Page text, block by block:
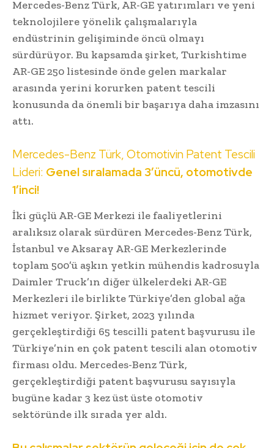
Mercedes-Benz Türk, AR-GE yatırımları ve yeni
teknolojilere yönelik çalışmalarıyla
endüstrinin gelişiminde öncü olmayı
sürdürüyor. Bu kapsamda şirket, Turkishtime
AR-GE 250 listesinde önde gelen markalar
arasında yerini korurken patent tescili
konusunda da önemli bir başarıya daha imzasını
attı.
Mercedes-Benz Türk, Otomotivin Patent Tescili
Lideri: Genel sıralamada 3’üncü, otomotivde
1’inci!
İki güçlü AR-GE Merkezi ile faaliyetlerini
aralıksız olarak sürdüren Mercedes-Benz Türk,
İstanbul ve Aksaray AR-GE Merkezlerinde
toplam 500’ü aşkın yetkin mühendis kadrosuyla
Daimler Truck’ın diğer ülkelerdeki AR-GE
Merkezleri ile birlikte Türkiye’den global ağa
hizmet veriyor. Şirket, 2023 yılında
gerçekleştirdiği 65 tescilli patent başvurusu ile
Türkiye’nin en çok patent tescili alan otomotiv
firması oldu. Mercedes-Benz Türk,
gerçekleştirdiği patent başvurusu sayısıyla
bugüne kadar 3 kez üst üste otomotiv
sektöründe ilk sırada yer aldı.